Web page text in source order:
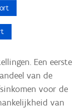
Een eerste
van de
voor de
van